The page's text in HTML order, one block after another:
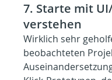
7. Starte mit
verstehen
Wirklich sehr
beobachteten